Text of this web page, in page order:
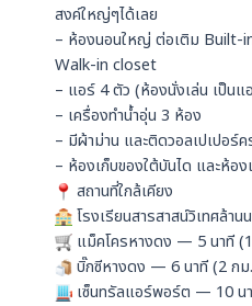
สงค์ใหญ่ๆได้เลย
– ห้องนอนใหญ่ ต่อเติม Built-
Walk-in closet
– แอร์ 4 ตัว (ห้องนั่งเล่น เป็น
– เครื่องทำน้ำอุ่น 3 ห้อง
– มีผ้าม่าน และติดวอลเปเปอร์
– ห้องเก็บของใต้บันได และห้อ
สถานที่ใกล้เคียง
โรงเรียนสารสาสน์วิเทศล้า
แม็คโครหางดง — 5 นาที
บิ๊กซีหางดง — 6 นาที (2 กม
เซ็นทรัลแอร์พอร์ต — 10 น